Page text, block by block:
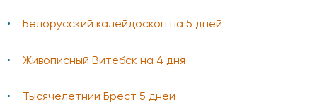
Белорусский калейдоскоп на 5 дней
Живописный Витебск на 4 дня
Тысячелетний Брест 5 дней